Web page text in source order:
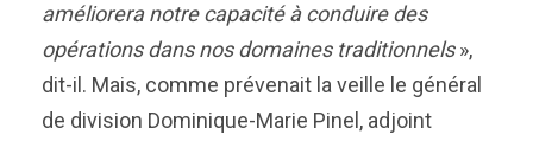
améliorera notre capacité à conduire des
opérations dans nos domaines traditionnels»,
dit-il. Mais, comme prévenait la veille le général
de division Dominique-Marie Pinel, adjoint